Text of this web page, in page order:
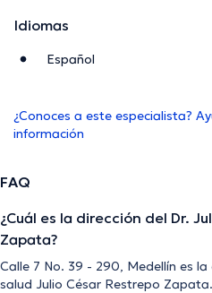
Idiomas
Español
¿Conoces a este especialista?
información
FAQ
¿Cuál es la dirección del Dr.
Zapata?
Calle 7 No. 39 - 290, Medellín es
salud Julio César Restrepo Zapata.